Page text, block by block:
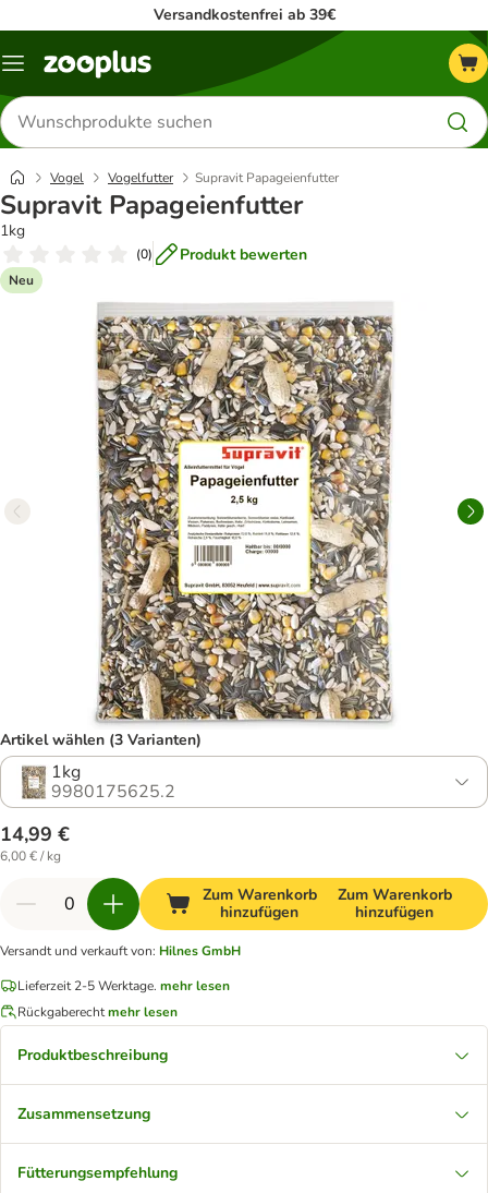
Versandkostenfrei ab 39€
Menü
Produkte
suchen
Vogel Vogelfutter Supravit Papageienfutter
Supravit Papageienfutter
1kg
(0) Produkt bewerten
Neu
Artikel wählen (3 Varianten)
1kg
9980175625.2
14,99 €
6,00 € / kg
Zum Warenkorb
hinzufügen
Zum Warenkorb
hinzufügen
Versandt und verkauft von: Hilnes GmbH
Lieferzeit 2-5 Werktage. mehr lesen
Rückgaberechtmehr lesen
Produktbeschreibung
Zusammensetzung
Fütterungsempfehlung